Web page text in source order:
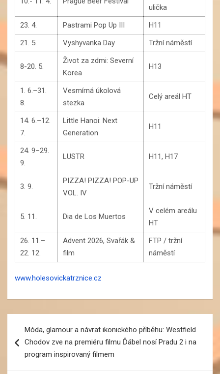
ulička
23. 4.
Pastrami Pop Up III
H11
21. 5.
Vyshyvanka Day Tržní náměstí
8-20. 5.
Život za zdmi: Severní
Korea
H13
1. 6.–31.
8.
Vesmírná úkolová
stezka
Celý areál HT
14. 6.–12.
7.
Little Hanoi: Next
Generation
H11
24. 9–29.
9.
LUSTR H11, H17
3. 9.
PIZZA! PIZZA! POP-UP
VOL. IV
Tržní náměstí
5. 11. Dia de Los Muertos
V celém areálu
HT
26. 11.–
22. 12.
Advent 2026, Svařák &
film
FTP / tržní
náměstí
www.holesovickatrznice.cz
pro
příspěvek
Móda, glamour a návrat ikonického příběhu: Westfield
Chodov zve na premiéru filmu Ďábel nosí Pradu 2 i na
program inspirovaný filmem